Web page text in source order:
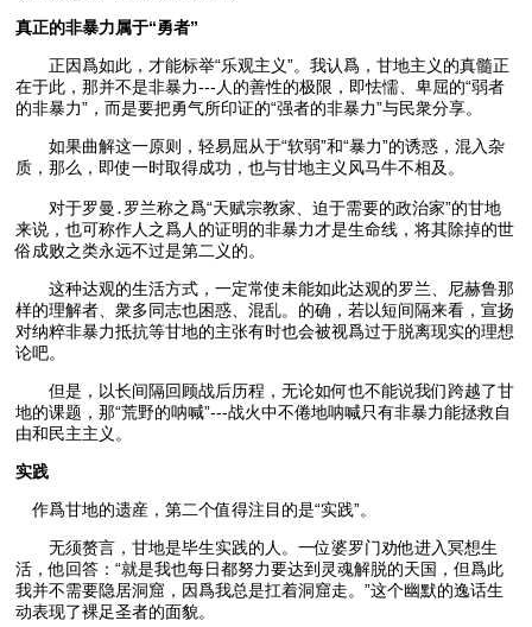
真正的非暴力属于“勇者”
正因爲如此，才能标举“乐观主义”。我认爲，甘地主义的真髓正
在于此，那并不是非暴力---人的善性的极限，即怯懦、卑屈的“弱者
的非暴力”，而是要把勇气所印证的“强者的非暴力”与民衆分享。
如果曲解这一原则，轻易屈从于“软弱”和“暴力”的诱惑，混入杂
质，那么，即使一时取得成功，也与甘地主义风马牛不相及。
对于罗曼․罗兰称之爲“天赋宗教家、迫于需要的政治家”的甘地
来说，也可称作人之爲人的证明的非暴力才是生命线，将其除掉的世
俗成败之类永远不过是第二义的。
这种达观的生活方式，一定常使未能如此达观的罗兰、尼赫鲁那
样的理解者、衆多同志也困惑、混乱。的确，若以短间隔来看，宣扬
对纳粹非暴力抵抗等甘地的主张有时也会被视爲过于脱离现实的理想
论吧。
但是，以长间隔回顾战后历程，无论如何也不能说我们跨越了甘
地的课题，那“荒野的呐喊”---战火中不倦地呐喊只有非暴力能拯救自
由和民主主义。
实践
作爲甘地的遗産，第二个值得注目的是“实践”。
无须赘言，甘地是毕生实践的人。一位婆罗门劝他进入冥想生
活，他回答：“就是我也每日都努力要达到灵魂解脱的天国，但爲此
我并不需要隐居洞窟，因爲我总是扛着洞窟走。”这个幽默的逸话生
动表现了裸足圣者的面貌。